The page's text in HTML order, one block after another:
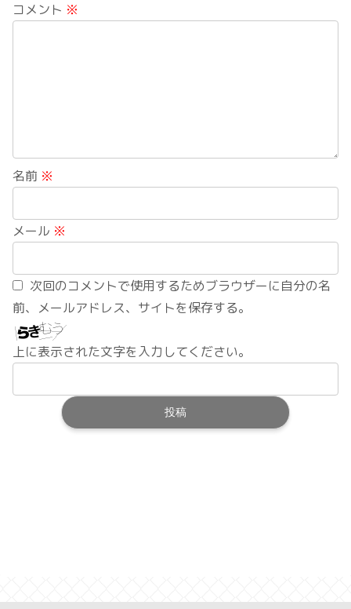
コメント ※
名前 ※
メール ※
次回のコメントで使用するためブラウザーに自分の名
前、メールアドレス、サイトを保存する。
上に表示された文字を入力してください。